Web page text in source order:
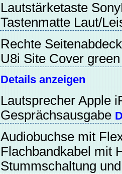
Lautstärketaste
Tastenmatte Laut/
Rechte
U8i Site Cover
Details anzeigen
Lautsprecher Apple
Gesprächsausgabe
Audiobuchse mit
Flachbandkabel mit
Stummschaltung